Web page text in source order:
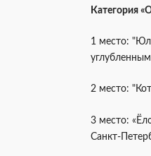
Категория
1 место:
2 место:
3 место:
Санкт-